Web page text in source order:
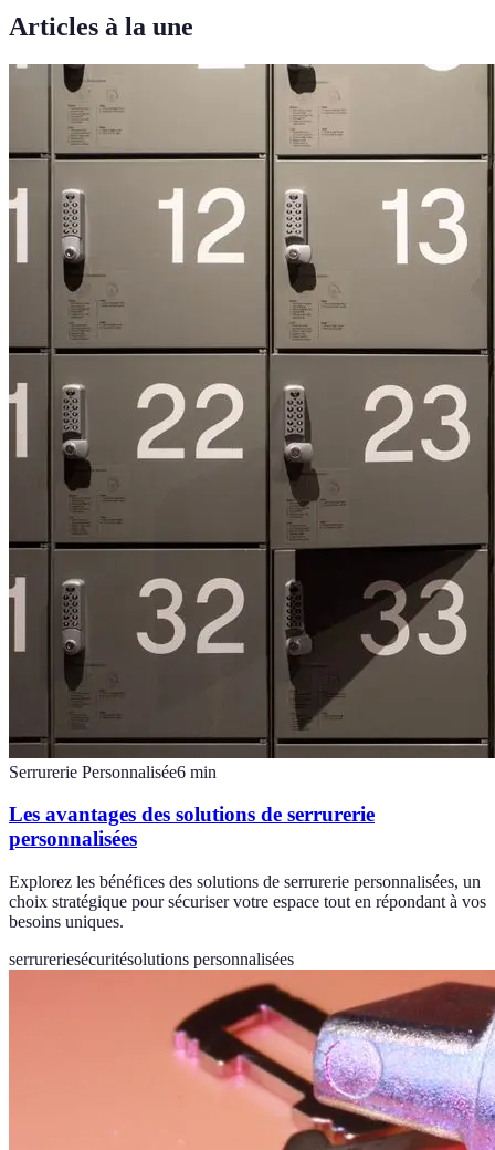
Articles à la une
Serrurerie Personnalisée6 min
Les avantages des solutions de serrurerie
personnalisées
Explorez les bénéfices des solutions de serrurerie personnalisées, un
choix stratégique pour sécuriser votre espace tout en répondant à vos
besoins uniques.
serrureriesécuritésolutions personnalisées